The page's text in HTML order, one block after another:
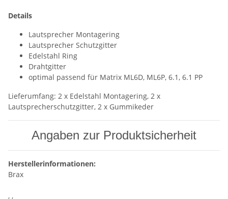
Details
Lautsprecher Montagering
Lautsprecher Schutzgitter
Edelstahl Ring
Drahtgitter
optimal passend für Matrix ML6D, ML6P, 6.1, 6.1 PP
Lieferumfang: 2 x Edelstahl Montagering, 2 x
Lautsprecherschutzgitter, 2 x Gummikeder
Angaben zur Produktsicherheit
Herstellerinformationen:
Brax
, ,